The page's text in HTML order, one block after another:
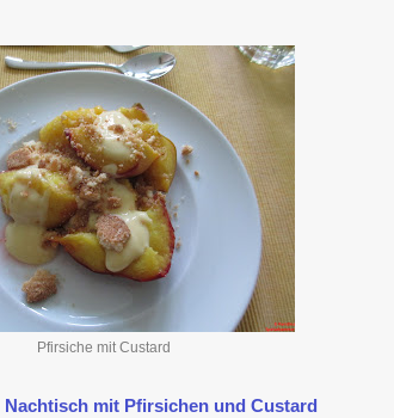
Pfirsiche mit Custard
Nachtisch mit Pfirsichen und Custard